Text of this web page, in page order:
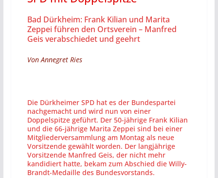
Bad Dürkheim: Frank Kilian und Marita
Zeppei führen den Ortsverein – Manfred
Geis verabschiedet und geehrt
Von Annegret Ries
Die Dürkheimer SPD hat es der Bundespartei
nachgemacht und wird nun von einer
Doppelspitze geführt. Der 50-jährige Frank Kilian
und die 66-jährige Marita Zeppei sind bei einer
Mitgliederversammlung am Montag als neue
Vorsitzende gewählt worden. Der langjährige
Vorsitzende Manfred Geis, der nicht mehr
kandidiert hatte, bekam zum Abschied die Willy-
Brandt-Medaille des Bundesvorstands.